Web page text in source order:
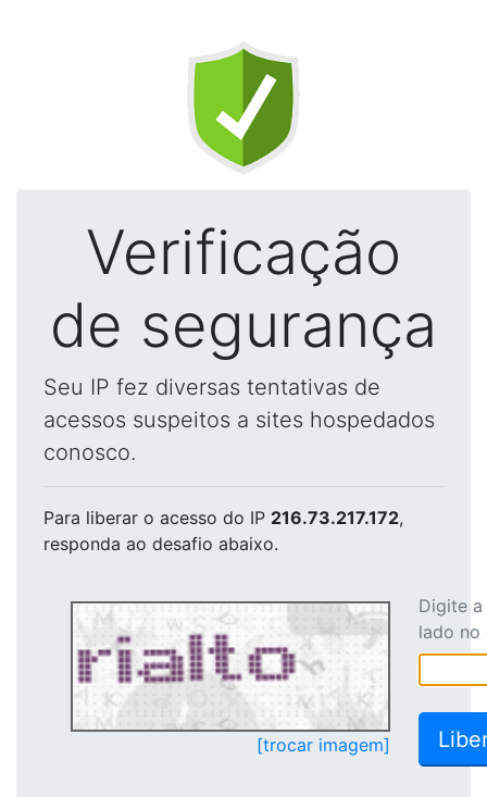
Verificação
de segurança
Seu IP fez diversas tentativas de
acessos suspeitos a sites hospedados
conosco.
Para liberar o acesso do IP 216.73.217.172,
responda ao desafio abaixo.
[trocar imagem]
Digite
lado no